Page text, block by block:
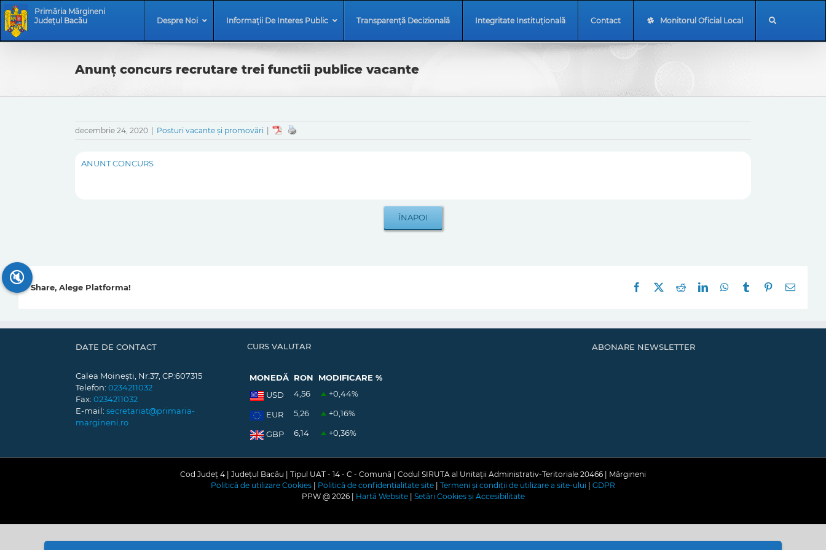
Skip
to
content
Skip
Navigation
Primăria Mărgineni
Județul Bacău
Despre Noi Informații De Interes Public Transparență Decizională Integritate Instituțională Contact Monitorul Oficial Local
Anunț concurs recrutare trei functii publice vacante
decembrie 24, 2020 Posturi vacante și promovări
ANUNT CONCURS
Share, Alege Platforma! Facebook RedditLinkedInWhatsApp
Tumblr Pinterest
E-
DATE DE CONTACT
Calea Moinești, Nr:37, CP:607315
Telefon: 0234211032
Fax: 0234211032
E-mail: secretariat@primaria-
margineni.ro
CURS VALUTAR
MONEDĂ RON
MODIFICARE %
USD
4,56 +0,44%
EUR 5,26 +0,16%
GBP 6,14 +0,36%
ABONARE NEWSLETTER
Cod Județ 4 | Județul Bacău | Tipul UAT - 14 - C - Comună | Codul SIRUTA al Unitații Administrativ-Teritoriale 20466 | Mărgineni
Politică de utilizare Cookies
Politică de confidențialitate site Termeni și condiții de utilizare a site-ului
GDPR
PPW @ 2026 | Hartă Website| Setări Cookies și Accesibilitate
🔇